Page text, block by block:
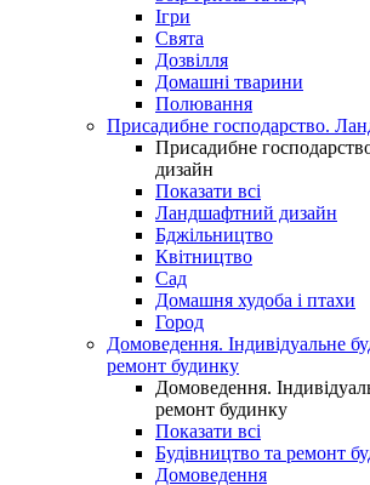
Ігри
Свята
Дозвілля
Домашні тварини
Полювання
Присадибне господарство.
Присадибне
дизайн
Показати всі
Ландшафтний дизайн
Бджільництво
Квітництво
Сад
Домашня худоба і птахи
Город
Домоведення. Індивідуальне
ремонт будинку
Домоведення.
ремонт будинку
Показати всі
Будівництво та ремонт
Домоведення